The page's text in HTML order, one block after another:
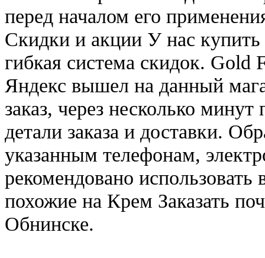
перед началом его
Скидки и акции У нас
гибкая система скидок. Gold
Яндекс вышел на данный
заказ, через несколько
детали заказа и доставки.
указанным телефонам,
рекомендовано
похожие на Крем Заказать
Обнинске.